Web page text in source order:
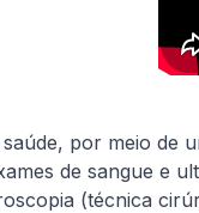
por meio de
de sangue e
(técnica